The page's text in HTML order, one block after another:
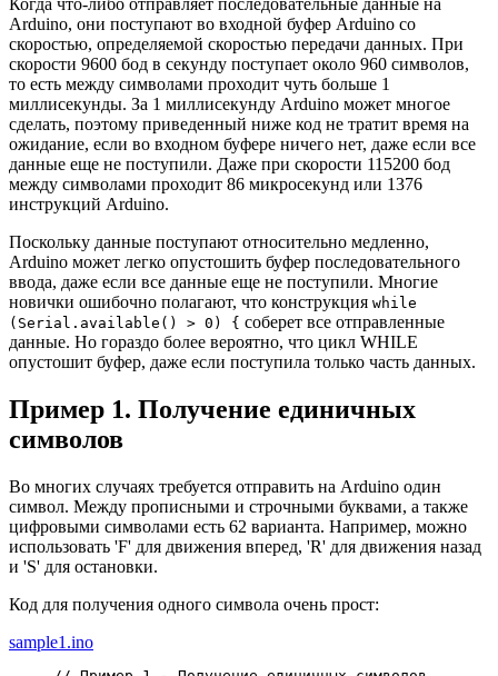
Когда что-либо отправляет последовательные данные на
Arduino, они поступают во входной буфер Arduino со
скоростью, определяемой скоростью передачи данных. При
скорости 9600 бод в секунду поступает около 960 символов,
то есть между символами проходит чуть больше 1
миллисекунды. За 1 миллисекунду Arduino может многое
сделать, поэтому приведенный ниже код не тратит время на
ожидание, если во входном буфере ничего нет, даже если все
данные еще не поступили. Даже при скорости 115200 бод
между символами проходит 86 микросекунд или 1376
инструкций Arduino.
Поскольку данные поступают относительно медленно,
Arduino может легко опустошить буфер последовательного
ввода, даже если все данные еще не поступили. Многие
новички ошибочно полагают, что конструкция while
(Serial.available() > 0) { соберет все отправленные
данные. Но гораздо более вероятно, что цикл WHILE
опустошит буфер, даже если поступила только часть данных.
Пример 1. Получение единичных
символов
Во многих случаях требуется отправить на Arduino один
символ. Между прописными и строчными буквами, а также
цифровыми символами есть 62 варианта. Например, можно
использовать 'F' для движения вперед, 'R' для движения назад
и 'S' для остановки.
Код для получения одного символа очень прост:
sample1.ino